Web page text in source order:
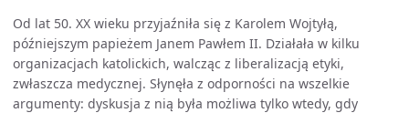
Od lat 50. XX wieku przyjaźniła się z Karolem Wojtyłą,
późniejszym papieżem Janem Pawłem II. Działała w kilku
organizacjach katolickich, walcząc z liberalizacją etyki,
zwłaszcza medycznej. Słynęła z odporności na wszelkie
argumenty: dyskusja z nią była możliwa tylko wtedy, gdy